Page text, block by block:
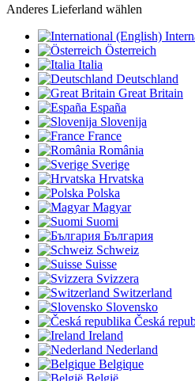
Anderes Lieferland wählen
Österreich
Italia
Deutschland
Great Britain
España
Slovenija
France
România
Sverige
Hrvatska
Polska
Magyar
Suomi
България
Schweiz
Suisse
Svizzera
Switzerland
Slovensko
Česká
Ireland
Nederland
Belgique